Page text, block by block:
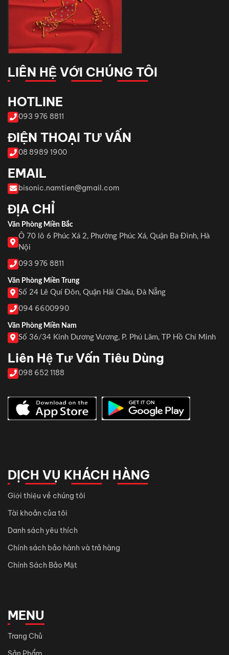
LIÊN HỆ VỚI CHÚNG TÔI
HOTLINE
093 976 8811
ĐIỆN THOẠI TƯ VẤN
08 8989 1900
EMAIL
bisonic.namtien@gmail.com
ĐỊA CHỈ
Văn Phòng Miền Bắc
Ô 70 lô 6 Phúc Xá 2, Phường Phúc Xá, Quận Ba Đình, Hà
Nội
093 976 8811
Văn Phòng Miền Trung
Số 24 Lê Quí Đôn, Quận Hải Châu, Đà Nẵng
094 6600990
Văn Phòng Miền Nam
Số 36/34 Kinh Dương Vương, P. Phú Lâm, TP Hồ Chí Minh
Liên Hệ Tư Vấn Tiêu Dùng
098 652 1188
DỊCH VỤ KHÁCH HÀNG
Giới thiệu về chúng tôi
Tài khoản của tôi
Danh sách yêu thích
Chính sách bảo hành và trả hàng
Chính Sách Bảo Mật
MENU
Trang Chủ